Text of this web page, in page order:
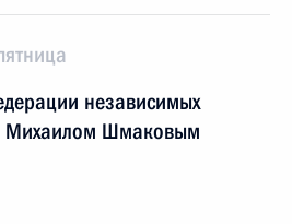
независимых
Михаилом Шмаковым